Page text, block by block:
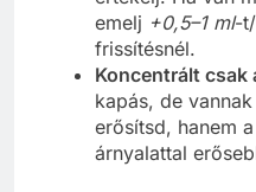
emelj +0,5–1 ml-
frissítésnél.
Koncentrált csak
kapás, de
erősítsd, hanem
árnyalattal